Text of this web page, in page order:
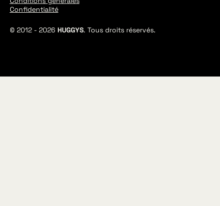
© 2012 - 2026 HUGGYS. Tous droits réservés.
Confidentialité